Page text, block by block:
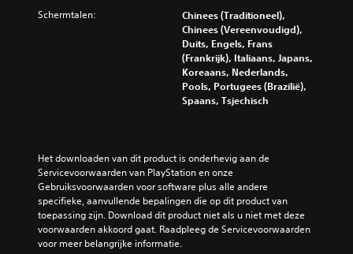
Schermtalen:
Chinees (Traditioneel),
Chinees (Vereenvoudigd),
Duits, Engels, Frans
(Frankrijk), Italiaans, Japans,
Koreaans, Nederlands,
Pools, Portugees (Brazilië),
Spaans, Tsjechisch
Het downloaden van dit product is onderhevig aan de
Servicevoorwaarden van PlayStation en onze
Gebruiksvoorwaarden voor software plus alle andere
specifieke, aanvullende bepalingen die op dit product van
toepassing zijn. Download dit product niet als u niet met deze
voorwaarden akkoord gaat. Raadpleeg de Servicevoorwaarden
voor meer belangrijke informatie.